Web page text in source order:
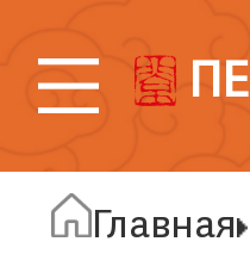
Главная